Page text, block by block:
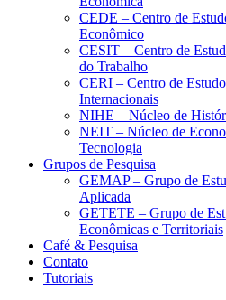
CEDE – Centro de
Econômico
CESIT – Centro de
do Trabalho
CERI – Centro de
Internacionais
NIHE – Núcleo de
NEIT – Núcleo de
Tecnologia
Grupos de Pesquisa
GEMAP – Grupo de
Aplicada
GETETE – Grupo de
Econômicas e Territoriais
Café & Pesquisa
Contato
Tutoriais